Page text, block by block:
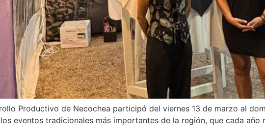
Productivo de Necochea participó del viernes 13 de marzo al
eventos tradicionales más importantes de la región, que cada